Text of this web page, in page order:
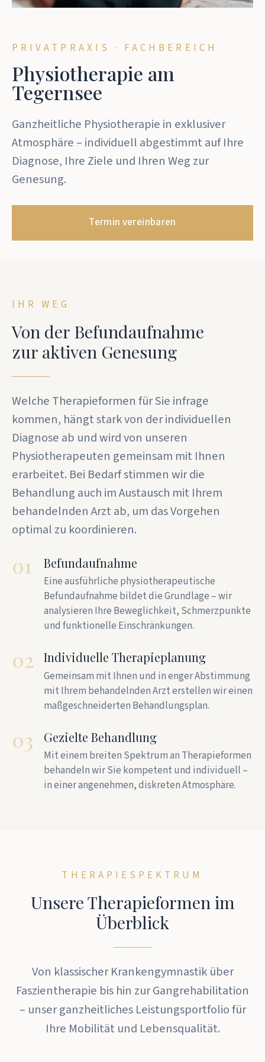
PRIVATPRAXIS · FACHBEREICH
Physiotherapie am
Tegernsee
Ganzheitliche Physiotherapie in exklusiver
Atmosphäre – individuell abgestimmt auf Ihre
Diagnose, Ihre Ziele und Ihren Weg zur
Genesung.
Termin vereinbaren
IHR WEG
Von der Befundaufnahme
zur aktiven Genesung
Welche Therapieformen für Sie infrage
kommen, hängt stark von der individuellen
Diagnose ab und wird von unseren
Physiotherapeuten gemeinsam mit Ihnen
erarbeitet. Bei Bedarf stimmen wir die
Behandlung auch im Austausch mit Ihrem
behandelnden Arzt ab, um das Vorgehen
optimal zu koordinieren.
01 Befundaufnahme
Eine ausführliche physiotherapeutische
Befundaufnahme bildet die Grundlage – wir
analysieren Ihre Beweglichkeit, Schmerzpunkte
und funktionelle Einschränkungen.
02 Individuelle Therapieplanung
Gemeinsam mit Ihnen und in enger Abstimmung
mit Ihrem behandelnden Arzt erstellen wir einen
maßgeschneiderten Behandlungsplan.
03 Gezielte Behandlung
Mit einem breiten Spektrum an Therapieformen
behandeln wir Sie kompetent und individuell –
in einer angenehmen, diskreten Atmosphäre.
THERAPIESPEKTRUM
Unsere Therapieformen im
Überblick
Von klassischer Krankengymnastik über
Faszientherapie bis hin zur Gangrehabilitation
– unser ganzheitliches Leistungsportfolio für
Ihre Mobilität und Lebensqualität.